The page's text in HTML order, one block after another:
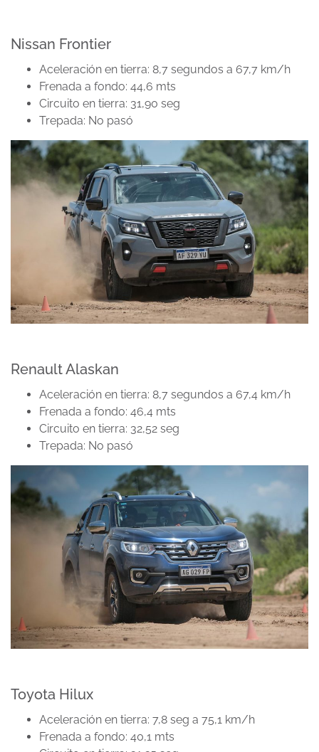
Nissan Frontier
Aceleración en tierra: 8,7 segundos a 67,7 km/h
Frenada a fondo: 44,6 mts
Circuito en tierra: 31,90 seg
Trepada: No pasó
Renault Alaskan
Aceleración en tierra: 8,7 segundos a 67,4 km/h
Frenada a fondo: 46,4 mts
Circuito en tierra: 32,52 seg
Trepada: No pasó
Toyota Hilux
Aceleración en tierra: 7,8 seg a 75,1 km/h
Frenada a fondo: 40,1 mts